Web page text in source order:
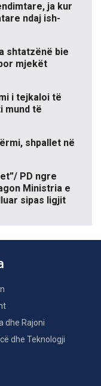
ja kur
ndaj ish-
shtatzënë bie
mjekët
i tejkaloi të
mund të
shpallet në
PD ngre
Ministria e
sipas ligjit
dhe Rajoni
dhe Teknologji